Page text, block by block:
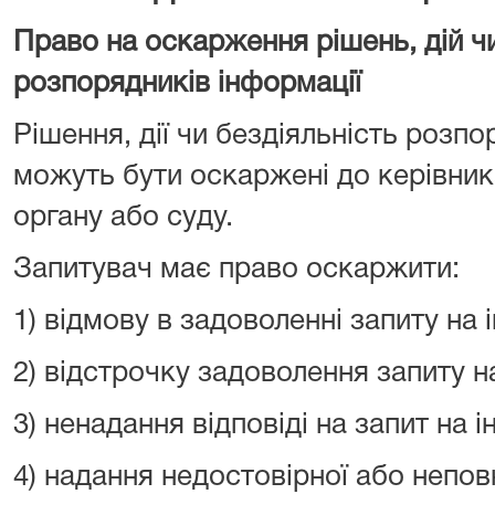
Право на оскарження рішень, дій
розпорядників інформації
Рішення, дії чи бездіяльність
можуть бути оскаржені до
органу або суду.
Запитувач має право оскаржити:
1) відмову в задоволенні запиту на
2) відстрочку задоволення запиту
3) ненадання відповіді на запит на
4) надання недостовірної або